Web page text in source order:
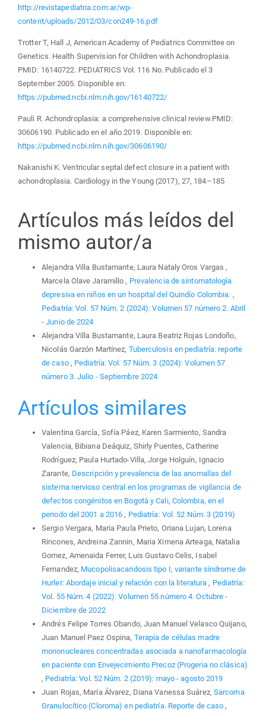
http://revistapediatria.com.ar/wp-
content/uploads/2012/03/con249-16.pdf
Trotter T, Hall J, American Academy of Pediatrics Committee on
Genetics. Health Supervision for Children with Achondroplasia.
PMID: 16140722. PEDIATRICS Vol. 116 No. Publicado el 3
September 2005. Disponible en:
https://pubmed.ncbi.nlm.nih.gov/16140722/
Pauli R. Achondroplasia: a comprehensive clinical review.PMID:
30606190. Publicado en el año 2019. Disponible en:
https://pubmed.ncbi.nlm.nih.gov/30606190/
Nakanishi K. Ventricular septal defect closure in a patient with
achondroplasia. Cardiology in the Young (2017), 27, 184–185
Artículos más leídos del
mismo autor/a
Alejandra Villa Bustamante, Laura Nataly Oros Vargas ,
Marcela Olave Jaramillo , Prevalencia de sintomatología
depresiva en niños en un hospital del Quindío Colombia. ,
Pediatría: Vol. 57 Núm. 2 (2024): Volumen 57 número 2. Abril
- Junio de 2024
Alejandra Villa Bustamante, Laura Beatriz Rojas Londoño,
Nicolás Garzón Martínez, Tuberculosis en pediatría: reporte
de caso , Pediatría: Vol. 57 Núm. 3 (2024): Volumen 57
número 3. Julio - Septiembre 2024
Artículos similares
Valentina García, Sofía Páez, Karen Sarmiento, Sandra
Valencia, Bibiana Deáquiz, Shirly Puentes, Catherine
Rodríguez, Paula Hurtado-Villa, Jorge Holguín, Ignacio
Zarante, Descripción y prevalencia de las anomalías del
sistema nervioso central en los programas de vigilancia de
defectos congénitos en Bogotá y Cali, Colombia, en el
periodo del 2001 a 2016, Pediatría: Vol. 52 Núm. 3 (2019)
Sergio Vergara, Maria Paula Prieto, Oriana Lujan, Lorena
Rincones, Andreina Zannin, Maria Ximena Arteaga, Natalia
Gomez, Amenaida Ferrer, Luis Gustavo Celis, Isabel
Fernandez, Mucopolisacaridosis tipo I, variante síndrome de
Hurler: Abordaje inicial y relación con la literatura, Pediatría:
Vol. 55 Núm. 4 (2022): Volumen 55 número 4. Octubre -
Diciembre de 2022
Andrés Felipe Torres Obando, Juan Manuel Velasco Quijano,
Juan Manuel Paez Ospina, Terapia de células madre
mononucleares concentradas asociada a nanofarmacología
en paciente con Envejecimiento Precoz (Progeria no clásica)
, Pediatría: Vol. 52 Núm. 2 (2019): mayo - agosto 2019
Juan Rojas, María Álvarez, Diana Vanessa Suárez, Sarcoma
Granulocítico (Cloroma) en pediatría. Reporte de caso,